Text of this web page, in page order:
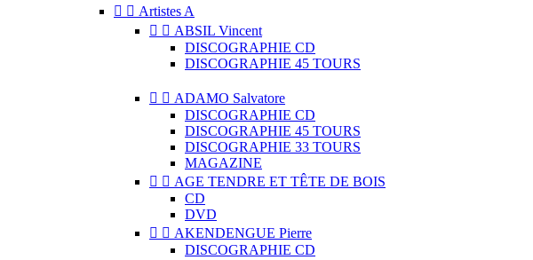
  Artistes A
  ABSIL Vincent
DISCOGRAPHIE CD
DISCOGRAPHIE 45 TOURS
  ADAMO Salvatore
DISCOGRAPHIE CD
DISCOGRAPHIE 45 TOURS
DISCOGRAPHIE 33 TOURS
MAGAZINE
  AGE TENDRE ET TÊTE DE BOIS
CD
DVD
  AKENDENGUE Pierre
DISCOGRAPHIE CD